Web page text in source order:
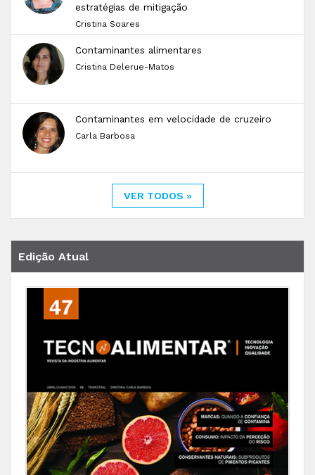
estratégias de mitigação
Cristina Soares
Contaminantes alimentares
Cristina Delerue-Matos
Contaminantes em velocidade de cruzeiro
Carla Barbosa
VER TODOS »
Edição Atual